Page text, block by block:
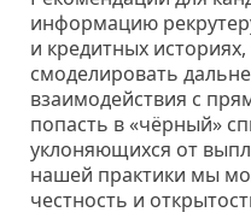
информацию
и кредитных
смоделировать
взаимодействия с
попасть в «чёрный»
уклоняющихся от
нашей практики мы
честность и